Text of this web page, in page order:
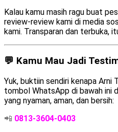
Kalau kamu masih ragu buat
review-review kami di media
kami. Transparan dan terbuka,
💬 Kamu Mau Jadi
Yuk, buktiin sendiri kenapa Arni
tombol WhatsApp di bawah ini
yang nyaman, aman, dan bersih:
📲 0813-3604-0403